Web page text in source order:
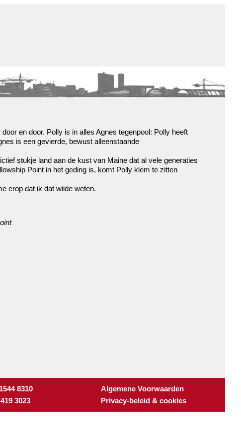
contact
nieuwsbrief
en door. Polly is in alles Agnes tegenpool: Polly heeft
is een gevierde, bewust alleenstaande
stukje land aan de kust van Maine dat al vele generaties
Point in het geding is, komt Polly klem te zitten
erop dat ik dat wilde weten.
8310
3023
Algemene Voorwaarden
Privacy-beleid & cookies